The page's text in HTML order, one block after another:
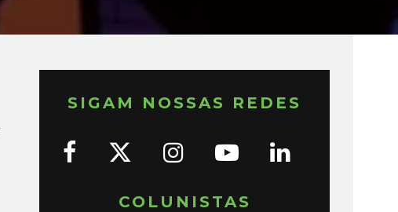
SIGAM NOSSAS REDES
COLUNISTAS